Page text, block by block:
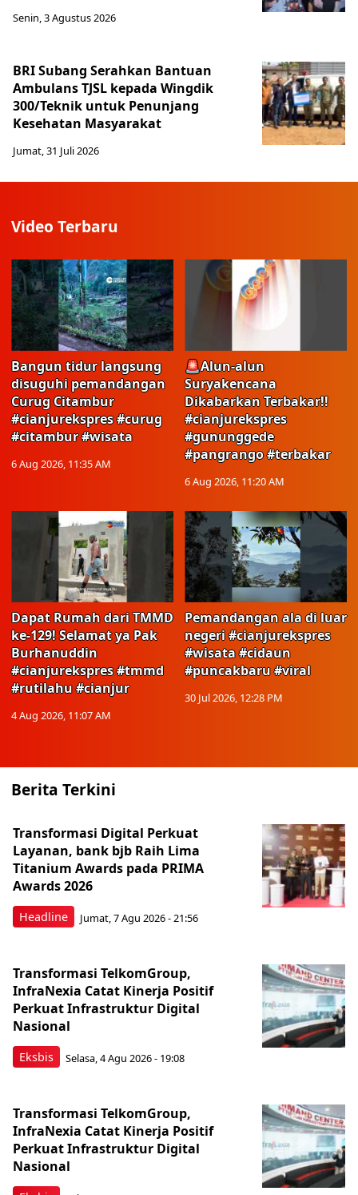
Senin, 3 Agustus 2026
BRI Subang Serahkan Bantuan
Ambulans TJSL kepada Wingdik
300/Teknik untuk Penunjang
Kesehatan Masyarakat ​
Jumat, 31 Juli 2026
Video Terbaru
Bangun tidur langsung
disuguhi pemandangan
Curug Citambur
#cianjurekspres #curug
#citambur #wisata
6 Aug 2026, 11:35 AM
🚨Alun-alun
Suryakencana
Dikabarkan Terbakar!!
#cianjurekspres
#gununggede
#pangrango #terbakar
6 Aug 2026, 11:20 AM
Dapat Rumah dari TMMD
ke-129! Selamat ya Pak
Burhanuddin
#cianjurekspres #tmmd
#rutilahu #cianjur
4 Aug 2026, 11:07 AM
Pemandangan ala di luar
negeri #cianjurekspres
#wisata #cidaun
#puncakbaru #viral
30 Jul 2026, 12:28 PM
Berita Terkini
Headline
Transformasi Digital Perkuat
Layanan, bank bjb Raih Lima
Titanium Awards pada PRIMA
Awards 2026
Jumat, 7 Agu 2026 - 21:56
Eksbis
Transformasi TelkomGroup,
InfraNexia Catat Kinerja Positif
Perkuat Infrastruktur Digital
Nasional
Selasa, 4 Agu 2026 - 19:08
Transformasi TelkomGroup,
InfraNexia Catat Kinerja Positif
Perkuat Infrastruktur Digital
Nasional